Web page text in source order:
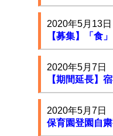
2020年5月13日
【募集】「食
2020年5月7日
【期間延長】
2020年5月7日
保育園登園自